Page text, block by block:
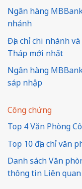
Ngân hàng
nhánh
Địa chỉ chi nhánh
Tháp mới nhất
Ngân hàng
sáp nhập
Công chứng
Top 4 Văn Phòng
Top 10 địa chỉ văn
Danh sách Văn
thông tin Liên quan